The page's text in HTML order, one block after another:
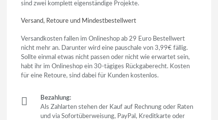
sind zwei komplett eigenständige Projekte.
Versand, Retoure und Mindestbestellwert
Versandkosten fallen im Onlineshop ab 29 Euro Bestellwert
nicht mehr an. Darunter wird eine pauschale von 3,99€ fällig.
Sollte einmal etwas nicht passen oder nicht wie erwartet sein,
habt ihr im Onlineshop ein 30-tägiges Rückgaberecht. Kosten
für eine Retoure, sind dabei für Kunden kostenlos.
Bezahlung:
Als Zahlarten stehen der Kauf auf Rechnung oder Raten
und via Sofortüberweisung, PayPal, Kreditkarte oder